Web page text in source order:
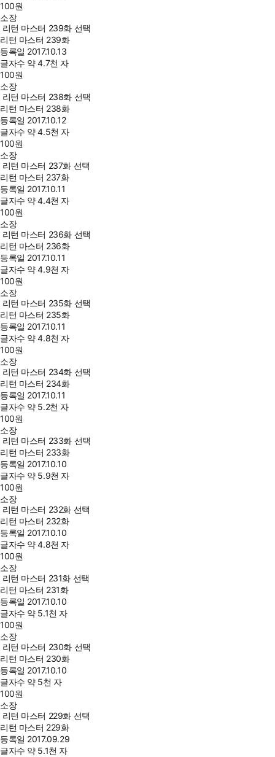
100원
소장
리턴 마스터 239화 선택
리턴 마스터 239화
등록일 2017.10.13
글자수 약 4.7천 자
100원
소장
리턴 마스터 238화 선택
리턴 마스터 238화
등록일 2017.10.12
글자수 약 4.5천 자
100원
소장
리턴 마스터 237화 선택
리턴 마스터 237화
등록일 2017.10.11
글자수 약 4.4천 자
100원
소장
리턴 마스터 236화 선택
리턴 마스터 236화
등록일 2017.10.11
글자수 약 4.9천 자
100원
소장
리턴 마스터 235화 선택
리턴 마스터 235화
등록일 2017.10.11
글자수 약 4.8천 자
100원
소장
리턴 마스터 234화 선택
리턴 마스터 234화
등록일 2017.10.11
글자수 약 5.2천 자
100원
소장
리턴 마스터 233화 선택
리턴 마스터 233화
등록일 2017.10.10
글자수 약 5.9천 자
100원
소장
리턴 마스터 232화 선택
리턴 마스터 232화
등록일 2017.10.10
글자수 약 4.8천 자
100원
소장
리턴 마스터 231화 선택
리턴 마스터 231화
등록일 2017.10.10
글자수 약 5.1천 자
100원
소장
리턴 마스터 230화 선택
리턴 마스터 230화
등록일 2017.10.10
글자수 약 5천 자
100원
소장
리턴 마스터 229화 선택
리턴 마스터 229화
등록일 2017.09.29
글자수 약 5.1천 자